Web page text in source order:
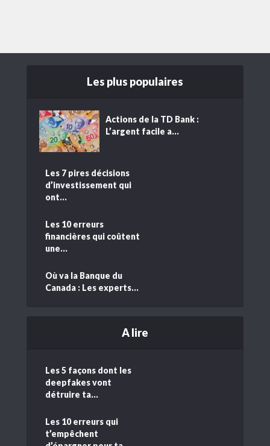
Les plus populaires
Actions de la TD Bank :
L’argent facile a...
Les 7 pires décisions
d’investissement qui
ont...
Les 10 erreurs
financières qui coûtent
une...
Où va la Banque du
Canada : Les experts...
A lire
Les 5 façons dont les
deepfakes vont
détruire ta...
Les 10 erreurs qui
t’empêchent